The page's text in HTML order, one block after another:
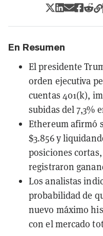
En Resumen
El presidente
orden ejecutiva
cuentas 401(k),
subidas del 7,3%
Ethereum afirmó
$3.856 y
posiciones
registraron
Los analistas
probabilidad de
nuevo máximo
con el mercado